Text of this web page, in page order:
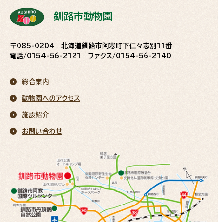
釧路市動物園
〒085-0204 北海道釧路市阿寒町下仁々志別11番
電話/0154-56-2121 ファクス/0154-56-2140
総合案内
動物園へのアクセス
施設紹介
お問い合わせ